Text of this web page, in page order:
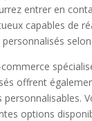
entrer en
capables de
offrent
options